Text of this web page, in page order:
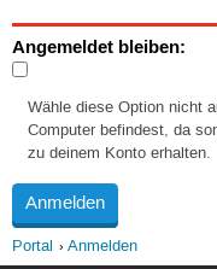
Angemeldet bleiben:
Wähle diese Option nicht
Computer befindest, da
zu deinem Konto erhalten.
Portal Anmelden